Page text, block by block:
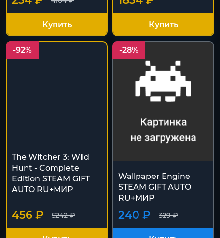
Купить Купить
-92%
The Witcher 3: Wild
Hunt - Complete
AUTO RU+МИР
5242 ₽
456 ₽
-28%
Wallpaper Engine
STEAM GIFT AUTO
RU+МИР
329 ₽
240 ₽